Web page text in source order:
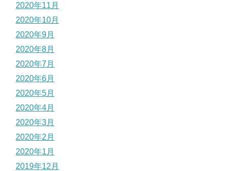
2020年11月
2020年10月
2020年9月
2020年8月
2020年7月
2020年6月
2020年5月
2020年4月
2020年3月
2020年2月
2020年1月
2019年12月